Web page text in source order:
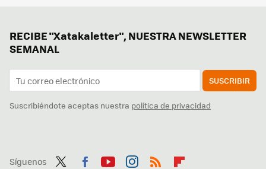
RECIBE "Xatakaletter", NUESTRA NEWSLETTER
SEMANAL
SUSCRIBIR
Suscribiéndote aceptas nuestra política de privacidad
Síguenos